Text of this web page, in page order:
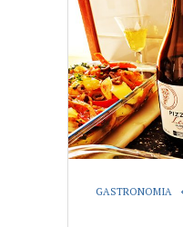
GASTRONOMIA